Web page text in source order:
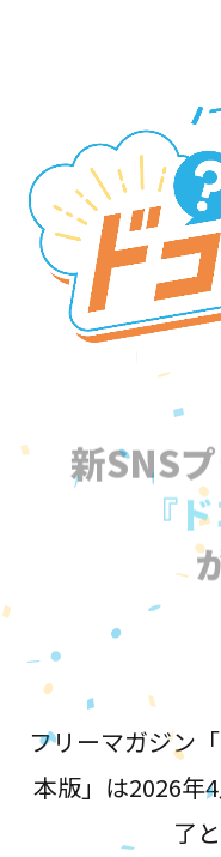
新SNS
『
フリーマガジン
本版」は2026年
了